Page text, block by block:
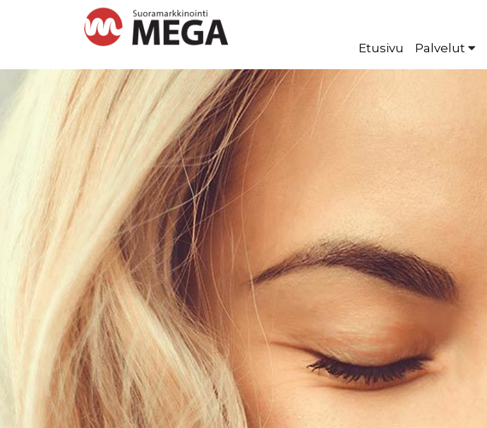
Etusivu
Palvelut